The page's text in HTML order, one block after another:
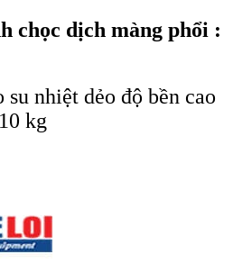
chọc dịch màng phổi :
nhiệt dẻo độ bền cao
kg